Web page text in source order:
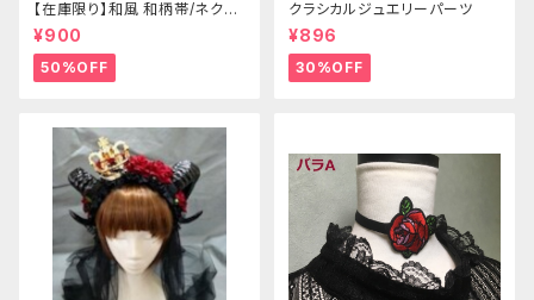
【在庫限り】和風 和柄帯/ネクタ
イ/リボン（狐面/金魚
¥900
50%OFF
クラシカルジュエリーパーツ
¥896
30%OFF